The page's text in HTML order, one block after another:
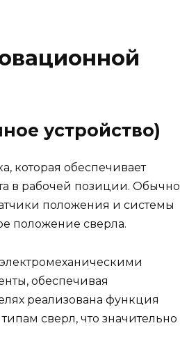
устройство)
которая обеспечивает
в рабочей позиции. Обычно
положения и системы
положение сверла.
обеспечивая
реализована функция
сверл, что значительно